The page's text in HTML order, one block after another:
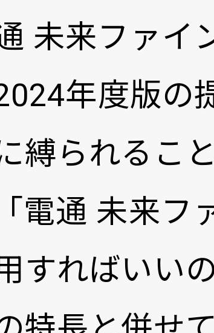
未来ファ
年度版の
縛られるこ
電通 未来フ
すればいい